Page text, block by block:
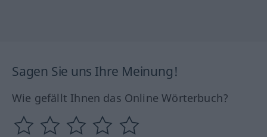
Sagen Sie uns Ihre Meinung!
Wie gefällt Ihnen das Online Wörterbuch?